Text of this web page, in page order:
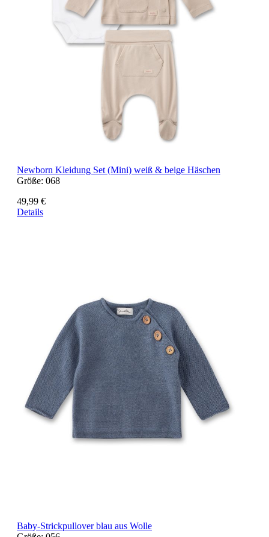
Newborn Kleidung Set (Mini) weiß & beige Häschen
Größe: 068
49,99 €
Details
Baby-Strickpullover blau aus Wolle